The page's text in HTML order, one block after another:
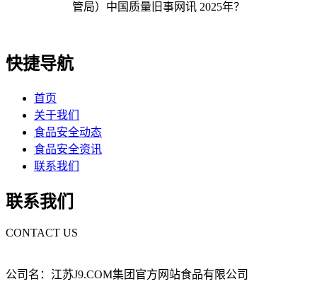
管局）中国质量旧事网讯 2025年？
快捷导航
首页
关于我们
食品安全动态
食品安全资讯
联系我们
联系我们
CONTACT US
公司名：江苏J9.COM集团官方网站食品有限公司